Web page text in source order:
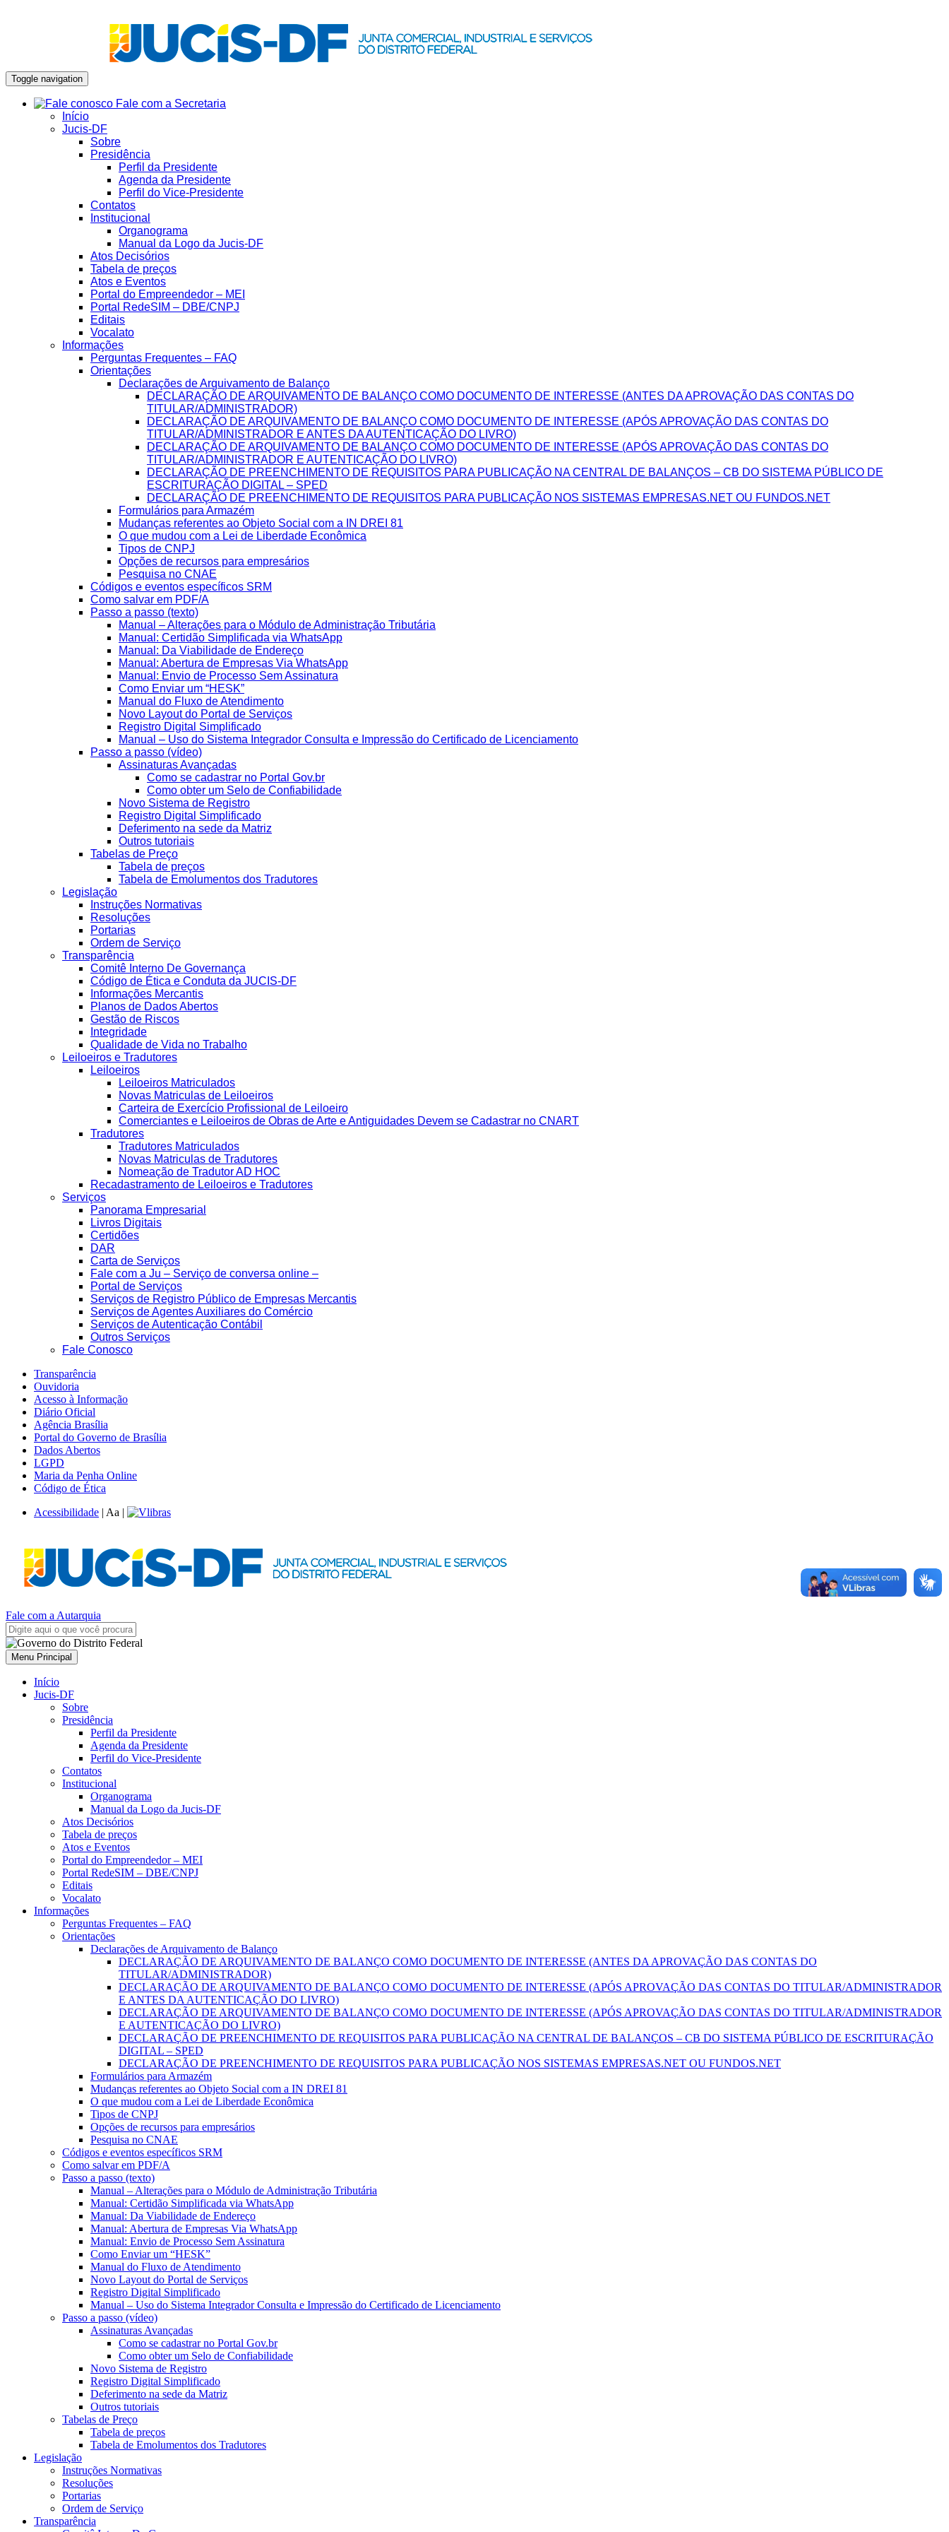
Toggle navigation
Fale com a Secretaria
Início
Jucis-DF
Sobre
Presidência
Perfil da Presidente
Agenda da Presidente
Perfil do Vice-Presidente
Contatos
Institucional
Organograma
Manual da Logo da Jucis-DF
Atos Decisórios
Tabela de preços
Atos e Eventos
Portal do Empreendedor – MEI
Portal RedeSIM – DBE/CNPJ
Editais
Vocalato
Informações
Perguntas Frequentes – FAQ
Orientações
Declarações de Arquivamento de Balanço
DECLARAÇÃO DE ARQUIVAMENTO DE BALANÇO COMO DOCUMENTO DE INTERESSE (ANTES DA APROVAÇÃO DAS CONTAS DO
TITULAR/ADMINISTRADOR)
DECLARAÇÃO DE ARQUIVAMENTO DE BALANÇO COMO DOCUMENTO DE INTERESSE (APÓS APROVAÇÃO DAS CONTAS DO
TITULAR/ADMINISTRADOR E ANTES DA AUTENTICAÇÃO DO LIVRO)
DECLARAÇÃO DE ARQUIVAMENTO DE BALANÇO COMO DOCUMENTO DE INTERESSE (APÓS APROVAÇÃO DAS CONTAS DO
TITULAR/ADMINISTRADOR E AUTENTICAÇÃO DO LIVRO)
DECLARAÇÃO DE PREENCHIMENTO DE REQUISITOS PARA PUBLICAÇÃO NA CENTRAL DE BALANÇOS – CB DO SISTEMA PÚBLICO DE
ESCRITURAÇÃO DIGITAL – SPED
DECLARAÇÃO DE PREENCHIMENTO DE REQUISITOS PARA PUBLICAÇÃO NOS SISTEMAS EMPRESAS.NET OU FUNDOS.NET
Formulários para Armazém
Mudanças referentes ao Objeto Social com a IN DREI 81
O que mudou com a Lei de Liberdade Econômica
Tipos de CNPJ
Opções de recursos para empresários
Pesquisa no CNAE
Códigos e eventos específicos SRM
Como salvar em PDF/A
Passo a passo (texto)
Manual – Alterações para o Módulo de Administração Tributária
Manual: Certidão Simplificada via WhatsApp
Manual: Da Viabilidade de Endereço
Manual: Abertura de Empresas Via WhatsApp
Manual: Envio de Processo Sem Assinatura
Como Enviar um “HESK”
Manual do Fluxo de Atendimento
Novo Layout do Portal de Serviços
Registro Digital Simplificado
Manual – Uso do Sistema Integrador Consulta e Impressão do Certificado de Licenciamento
Passo a passo (vídeo)
Assinaturas Avançadas
Como se cadastrar no Portal Gov.br
Como obter um Selo de Confiabilidade
Novo Sistema de Registro
Registro Digital Simplificado
Deferimento na sede da Matriz
Outros tutoriais
Tabelas de Preço
Tabela de preços
Tabela de Emolumentos dos Tradutores
Legislação
Instruções Normativas
Resoluções
Portarias
Ordem de Serviço
Transparência
Comitê Interno De Governança
Código de Ética e Conduta da JUCIS-DF
Informações Mercantis
Planos de Dados Abertos
Gestão de Riscos
Integridade
Qualidade de Vida no Trabalho
Leiloeiros e Tradutores
Leiloeiros
Leiloeiros Matriculados
Novas Matriculas de Leiloeiros
Carteira de Exercício Profissional de Leiloeiro
Comerciantes e Leiloeiros de Obras de Arte e Antiguidades Devem se Cadastrar no CNART
Tradutores
Tradutores Matriculados
Novas Matriculas de Tradutores
Nomeação de Tradutor AD HOC
Recadastramento de Leiloeiros e Tradutores
Serviços
Panorama Empresarial
Livros Digitais
Certidões
DAR
Carta de Serviços
Fale com a Ju – Serviço de conversa online –
Portal de Serviços
Serviços de Registro Público de Empresas Mercantis
Serviços de Agentes Auxiliares do Comércio
Serviços de Autenticação Contábil
Outros Serviços
Fale Conosco
Transparência
Ouvidoria
Acesso à Informação
Diário Oficial
Agência Brasília
Portal do Governo de Brasília
Dados Abertos
LGPD
Maria da Penha Online
Código de Ética
Acessibilidade | Aa |
Fale com a Autarquia
Menu Principal
Início
Jucis-DF
Sobre
Presidência
Perfil da Presidente
Agenda da Presidente
Perfil do Vice-Presidente
Contatos
Institucional
Organograma
Manual da Logo da Jucis-DF
Atos Decisórios
Tabela de preços
Atos e Eventos
Portal do Empreendedor – MEI
Portal RedeSIM – DBE/CNPJ
Editais
Vocalato
Informações
Perguntas Frequentes – FAQ
Orientações
Declarações de Arquivamento de Balanço
DECLARAÇÃO DE ARQUIVAMENTO DE BALANÇO COMO DOCUMENTO DE INTERESSE (ANTES DA APROVAÇÃO DAS CONTAS DO
TITULAR/ADMINISTRADOR)
DECLARAÇÃO DE ARQUIVAMENTO DE BALANÇO COMO DOCUMENTO DE INTERESSE (APÓS APROVAÇÃO DAS CONTAS DO TITULAR/ADMINISTRADOR
E ANTES DA AUTENTICAÇÃO DO LIVRO)
DECLARAÇÃO DE ARQUIVAMENTO DE BALANÇO COMO DOCUMENTO DE INTERESSE (APÓS APROVAÇÃO DAS CONTAS DO TITULAR/ADMINISTRADOR
E AUTENTICAÇÃO DO LIVRO)
DECLARAÇÃO DE PREENCHIMENTO DE REQUISITOS PARA PUBLICAÇÃO NA CENTRAL DE BALANÇOS – CB DO SISTEMA PÚBLICO DE ESCRITURAÇÃO
DIGITAL – SPED
DECLARAÇÃO DE PREENCHIMENTO DE REQUISITOS PARA PUBLICAÇÃO NOS SISTEMAS EMPRESAS.NET OU FUNDOS.NET
Formulários para Armazém
Mudanças referentes ao Objeto Social com a IN DREI 81
O que mudou com a Lei de Liberdade Econômica
Tipos de CNPJ
Opções de recursos para empresários
Pesquisa no CNAE
Códigos e eventos específicos SRM
Como salvar em PDF/A
Passo a passo (texto)
Manual – Alterações para o Módulo de Administração Tributária
Manual: Certidão Simplificada via WhatsApp
Manual: Da Viabilidade de Endereço
Manual: Abertura de Empresas Via WhatsApp
Manual: Envio de Processo Sem Assinatura
Como Enviar um “HESK”
Manual do Fluxo de Atendimento
Novo Layout do Portal de Serviços
Registro Digital Simplificado
Manual – Uso do Sistema Integrador Consulta e Impressão do Certificado de Licenciamento
Passo a passo (vídeo)
Assinaturas Avançadas
Como se cadastrar no Portal Gov.br
Como obter um Selo de Confiabilidade
Novo Sistema de Registro
Registro Digital Simplificado
Deferimento na sede da Matriz
Outros tutoriais
Tabelas de Preço
Tabela de preços
Tabela de Emolumentos dos Tradutores
Legislação
Instruções Normativas
Resoluções
Portarias
Ordem de Serviço
Transparência